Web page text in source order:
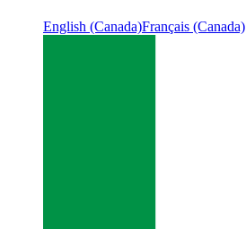
English (Canada)Français (Canada)